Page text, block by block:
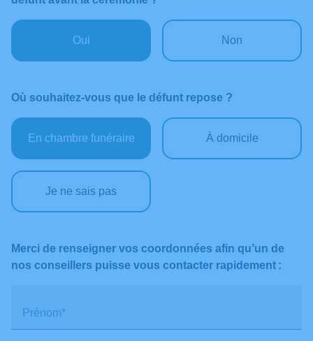
Oui Non
Où souhaitez-vous que le défunt repose ?
En chambre funéraire À domicile
Je ne sais pas
Merci de renseigner vos coordonnées afin qu’un de
nos conseillers puisse vous contacter rapidement :
Prénom*